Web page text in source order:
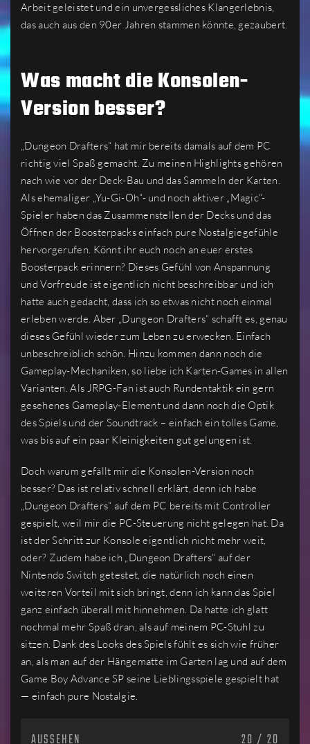
Arbeit geleistet und ein unvergessliches Klangerlebnis,
das auch aus den 90er Jahren stammen könnte, gezaubert.
Was macht die Konsolen-
Version besser?
„Dungeon Drafters“ hat mir bereits damals auf dem PC
richtig viel Spaß gemacht. Zu meinen Highlights gehören
nach wie vor der Deck-Bau und das Sammeln der Karten.
Als ehemaliger „Yu-Gi-Oh“- und noch aktiver „Magic“-
Spieler haben das Zusammenstellen der Decks und das
Öffnen der Boosterpacks einfach pure Nostalgiegefühle
hervorgerufen. Könnt ihr euch noch an euer erstes
Boosterpack erinnern? Dieses Gefühl von Anspannung
und Vorfreude ist eigentlich nicht beschreibbar und ich
hatte auch gedacht, dass ich so etwas nicht noch einmal
erleben werde. Aber „Dungeon Drafters“ schafft es, genau
dieses Gefühl wieder zum Leben zu erwecken. Einfach
unbeschreiblich schön. Hinzu kommen dann noch die
Gameplay-Mechaniken, so liebe ich Karten-Games in allen
Varianten. Als JRPG-Fan ist auch Rundentaktik ein gern
gesehenes Gameplay-Element und dann noch die Optik
des Spiels und der Soundtrack – einfach ein tolles Game,
was bis auf ein paar Kleinigkeiten gut gelungen ist.
Doch warum gefällt mir die Konsolen-Version noch
besser? Das ist relativ schnell erklärt, denn ich habe
„Dungeon Drafters“ auf dem PC bereits mit Controller
gespielt, weil mir die PC-Steuerung nicht gelegen hat. Da
ist der Schritt zur Konsole eigentlich nicht mehr weit,
oder? Zudem habe ich „Dungeon Drafters“ auf der
Nintendo Switch getestet, die natürlich noch einen
weiteren Vorteil mit sich bringt, denn ich kann das Spiel
ganz einfach überall mit hinnehmen. Da hatte ich glatt
nochmal mehr Spaß dran, als auf meinem PC-Stuhl zu
sitzen. Dank des Looks des Spiels fühlt es sich wie früher
an, als man auf der Hängematte im Garten lag und auf dem
Game Boy Advance SP seine Lieblingsspiele gespielt hat
— einfach pure Nostalgie.